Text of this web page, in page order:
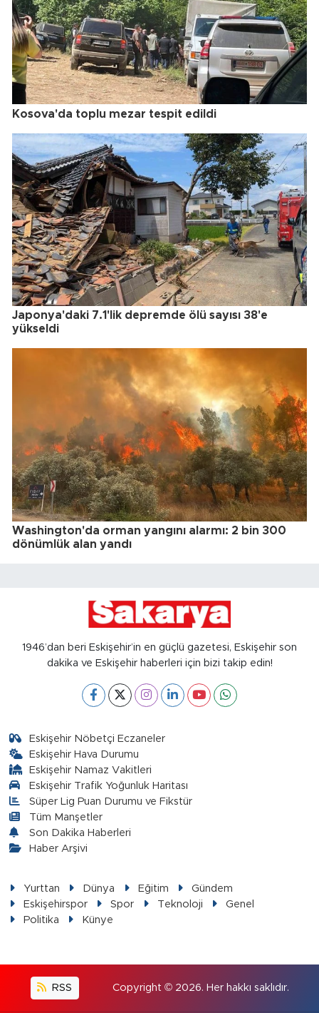
Kosova'da toplu mezar tespit edildi
Japonya'daki 7.1'lik depremde ölü sayısı 38'e
yükseldi
Washington'da orman yangını alarmı: 2 bin 300
dönümlük alan yandı
1946’dan beri Eskişehir’in en güçlü gazetesi, Eskişehir son
dakika ve Eskişehir haberleri için bizi takip edin!
Eskişehir Nöbetçi Eczaneler
Eskişehir Hava Durumu
Eskişehir Namaz Vakitleri
Eskişehir Trafik Yoğunluk Haritası
Süper Lig Puan Durumu ve Fikstür
Tüm Manşetler
Son Dakika Haberleri
Haber Arşivi
Yurttan Dünya Eğitim
Gündem
Eskişehirspor
Spor Teknoloji
Genel
Politika
Künye
RSS Copyright © 2026. Her hakkı saklıdır.